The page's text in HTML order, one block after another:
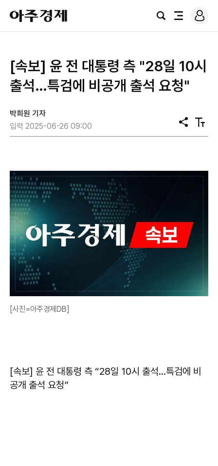
아
주
경
검
전
로
그
[속보] 윤 전 대통령 측 "28일 10시
출석…특검에 비공개 출석 요청"
박희원 기자
입력 2025-06-26 09:00
공
유
텍
스
[사진=아주경제DB]
[속보] 윤 전 대통령 측 “28일 10시 출석…특검에 비
공개 출석 요청”